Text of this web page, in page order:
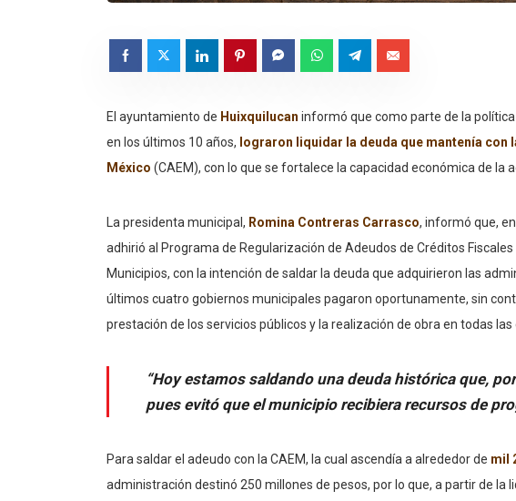
El ayuntamiento de Huixquilucan informó que como parte de la
en los últimos 10 años, lograron liquidar la deuda que mantenía con
México (CAEM), con lo que se fortalece la capacidad económica de la
La presidenta municipal, Romina Contreras Carrasco, informó que,
adhirió al Programa de Regularización de Adeudos de Créditos
Municipios, con la intención de saldar la deuda que adquirieron las
últimos cuatro gobiernos municipales pagaron oportunamente, sin
prestación de los servicios públicos y la realización de obra en todas las
“Hoy estamos saldando una deuda histórica que,
pues evitó que el municipio recibiera recursos de
Para saldar el adeudo con la CAEM, la cual ascendía a alrededor de mil
administración destinó 250 millones de pesos, por lo que, a partir de la